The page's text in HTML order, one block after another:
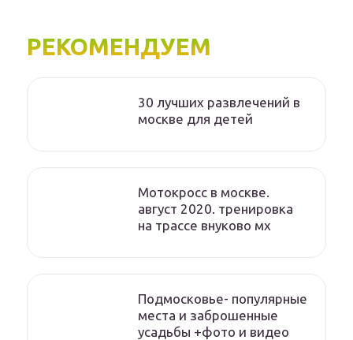
РЕКОМЕНДУЕМ
30 лучших развлечений в
москве для детей
Мотокросс в москве.
август 2020. тренировка
на трассе внуково мх
Подмосковье- популярные
места и заброшенные
усадьбы +фото и видео